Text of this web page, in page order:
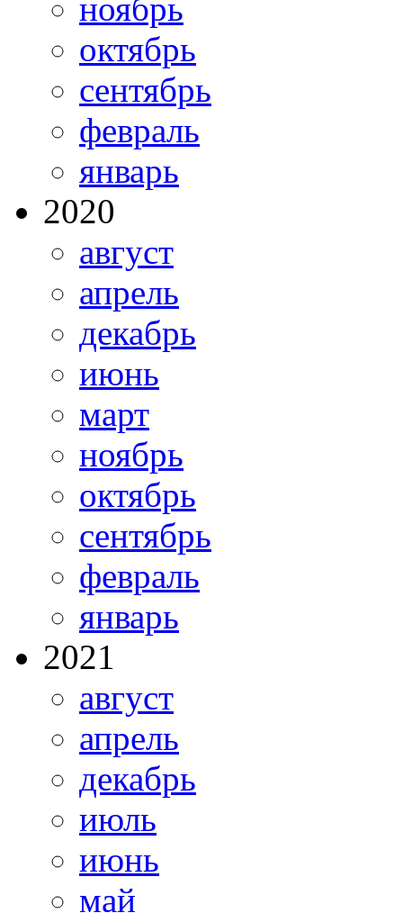
ноябрь
октябрь
сентябрь
февраль
январь
2020
август
апрель
декабрь
июнь
март
ноябрь
октябрь
сентябрь
февраль
январь
2021
август
апрель
декабрь
июль
июнь
май